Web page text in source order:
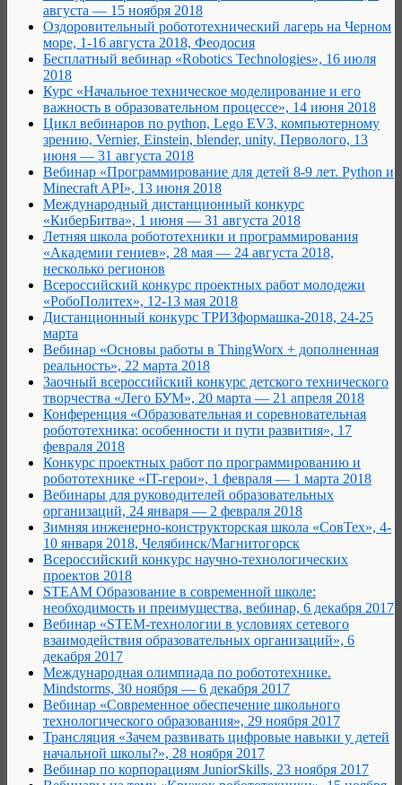
августа — 15 ноября 2018
Оздоровительный робототехнический лагерь на Черном
море, 1-16 августа 2018, Феодосия
Бесплатный вебинар «Robotics Technologies», 16 июля
2018
Курс «Начальное техническое моделирование и его
важность в образовательном процессе», 14 июня 2018
Цикл вебинаров по python, Lego EV3, компьютерному
зрению, Vernier, Einstein, blender, unity, Перволого, 13
июня — 31 августа 2018
Вебинар «Программирование для детей 8-9 лет. Python и
Minecraft API», 13 июня 2018
Международный дистанционный конкурс
«КиберБитва», 1 июня — 31 августа 2018
Летняя школа робототехники и программирования
«Академии гениев», 28 мая — 24 августа 2018,
несколько регионов
Всероссийский конкурс проектных работ молодежи
«РобоПолитех», 12-13 мая 2018
Дистанционный конкурс ТРИЗформашка-2018, 24-25
марта
Вебинар «Основы работы в ThingWorx + дополненная
реальность», 22 марта 2018
Заочный всероссийский конкурс детского технического
творчества «Лего БУМ», 20 марта — 21 апреля 2018
Конференция «Образовательная и соревновательная
робототехника: особенности и пути развития», 17
февраля 2018
Конкурс проектных работ по программированию и
робототехнике «IT-герои», 1 февраля — 1 марта 2018
Вебинары для руководителей образовательных
организаций, 24 января — 2 февраля 2018
Зимняя инженерно-конструкторская школа «СовТех», 4-
10 января 2018, Челябинск/Магнитогорск
Всероссийский конкурс научно-технологических
проектов 2018
STEAM Образование в современной школе:
необходимость и преимущества, вебинар, 6 декабря 2017
Вебинар «STEM-технологии в условиях сетевого
взаимодействия образовательных организаций», 6
декабря 2017
Международная олимпиада по робототехнике.
Mindstorms, 30 ноября — 6 декабря 2017
Вебинар «Современное обеспечение школьного
технологического образования», 29 ноября 2017
Трансляция «Зачем развивать цифровые навыки у детей
начальной школы?», 28 ноября 2017
Вебинар по корпорациям JuniorSkills, 23 ноября 2017